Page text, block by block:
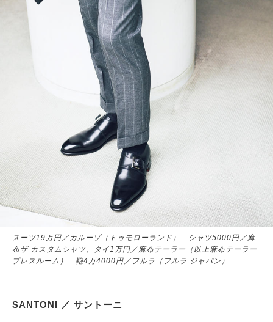
スーツ19万円／カルーゾ（トゥモローランド） シャツ5000円／麻
布ザ カスタムシャツ、タイ1万円／麻布テーラー（以上麻布テーラー
プレスルーム） 鞄4万4000円／フルラ（フルラ ジャパン）
SANTONI ／ サントーニ